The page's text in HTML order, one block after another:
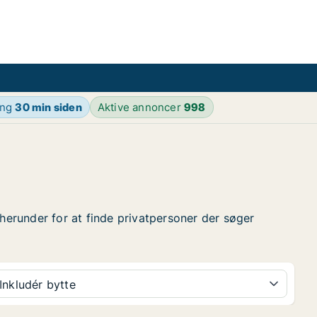
30 min siden Aktive annoncer998
for at finde privatpersoner der søger
Inkludér bytte